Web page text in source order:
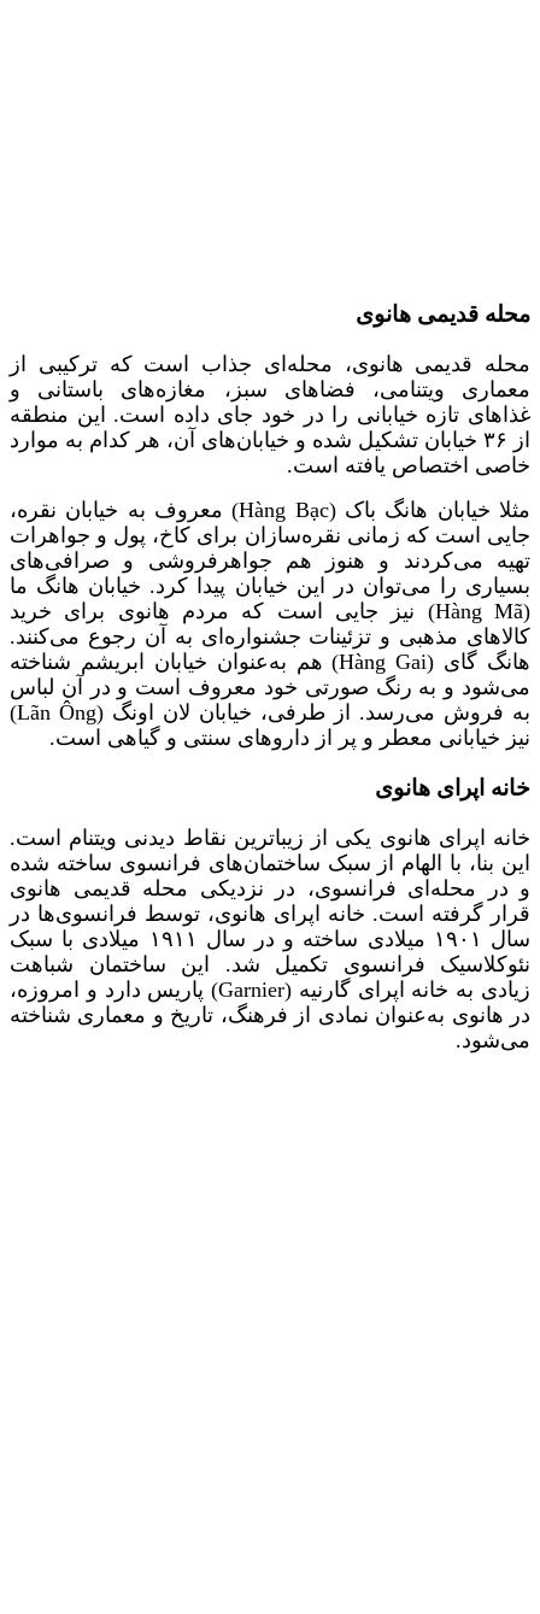
محله قدیمی هانوی
محله قدیمی هانوی، محله‌ای جذاب است که ترکیبی از
معماری ویتنامی، فضاهای سبز، مغازه‌های باستانی و
غذاهای تازه خیابانی را در خود جای داده است. این منطقه
از ۳۶ خیابان تشکیل شده و خیابان‌های آن، هر کدام به موارد
خاصی اختصاص یافته است.
مثلا خیابان هانگ باک (Hàng Bạc) معروف به خیابان نقره،
جایی است که زمانی نقره‌سازان برای کاخ، پول و جواهرات
تهیه می‌کردند و هنوز هم جواهرفروشی‌ و صرافی‌‌های
بسیاری را می‌توان در این خیابان پیدا کرد. خیابان هانگ ما
(Hàng Mã) نیز جایی است که مردم هانوی برای خرید
کالاهای مذهبی و تزئینات جشنواره‌ای به آن رجوع می‌کنند.
هانگ گای (Hàng Gai) هم به‌عنوان خیابان ابریشم شناخته
می‌شود و به رنگ صورتی خود معروف است و در آن لباس
به فروش می‌رسد. از طرفی، خیابان لان اونگ (Lãn Ông)
نیز خیابانی معطر و پر از داروهای سنتی و گیاهی است.
خانه اپرای هانوی
خانه اپرای هانوی یکی از زیباترین نقاط دیدنی ویتنام است.
این بنا، با الهام از سبک ساختمان‌های فرانسوی ساخته شده
و در محله‌‌ای فرانسوی، در نزدیکی محله قدیمی هانوی
قرار گرفته است. خانه اپرای هانوی، توسط فرانسوی‌ها در
سال ۱۹۰۱ میلادی ساخته و در سال ۱۹۱۱ میلادی با سبک
نئوکلاسیک فرانسوی تکمیل شد. این ساختمان شباهت
زیادی به خانه اپرای گارنیه (Garnier) پاریس دارد و امروزه،
در هانوی به‌عنوان نمادی از فرهنگ، تاریخ و معماری شناخته
می‌شود.